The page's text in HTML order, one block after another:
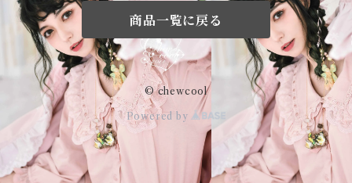
商品一覧に戻る
© chewcool
Powered by